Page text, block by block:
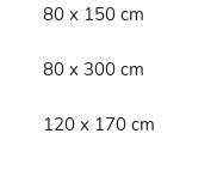
80 x 150 cm
80 x 300 cm
120 x 170 cm